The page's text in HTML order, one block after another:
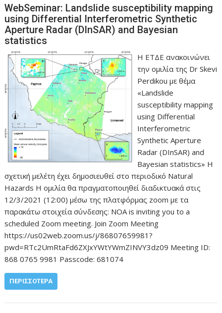
WebSeminar: Landslide susceptibility mapping
using Differential Interferometric Synthetic
Aperture Radar (DInSAR) and Bayesian
statistics
H ΕΤΔΕ ανακοινώνει
την ομιλία της Dr Skevi
Perdikou με θέμα
«Landslide
susceptibility mapping
using Differential
Interferometric
Synthetic Aperture
Radar (DInSAR) and
Bayesian statistics» Η
σχετική μελέτη έχει δημοσιευθεί στο περιοδικό Natural
Hazards Η ομιλία θα πραγματοποιηθεί διαδικτυακά στις
12/3/2021 (12:00) μέσω της πλατφόρμας zoom με τα
παρακάτω στοιχεία σύνδεσης: NOA is inviting you to a
scheduled Zoom meeting. Join Zoom Meeting
https://us02web.zoom.us/j/86807659981?
pwd=RTc2UmRtaFd6ZXJxYWtYWmZINVY3dz09 Meeting ID:
868 0765 9981 Passcode: 681074
ΠΕΡΙΣΣΌΤΕΡΑ